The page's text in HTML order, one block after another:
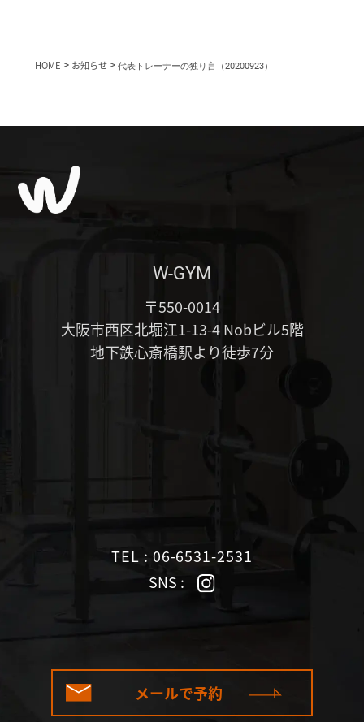
HOME > お知らせ> 代表トレーナーの独り言（20200923）
W-GYM
〒550-0014
大阪市西区北堀江1-13-4 Nobビル5階
地下鉄心斎橋駅より徒歩7分
TEL : 06-6531-2531
SNS :
メールで予約